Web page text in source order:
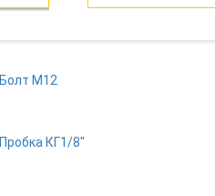
Болт М12
Пробка КГ1/8"